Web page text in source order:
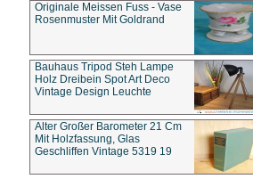
Originale Meissen Fuss - Vase
Rosenmuster Mit Goldrand
Bauhaus Tripod Steh Lampe
Holz Dreibein Spot Art Deco
Vintage Design Leuchte
Alter Großer Barometer 21 Cm
Mit Holzfassung, Glas
Geschliffen Vintage 5319 19